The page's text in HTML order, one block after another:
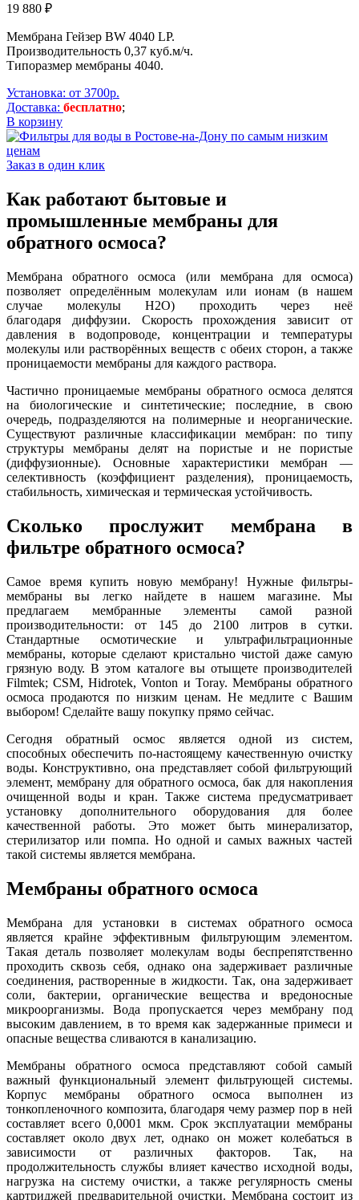
19 880 ₽
Мембрана Гейзер BW 4040 LP.
Производительность 0,37 куб.м/ч.
Типоразмер мембраны 4040.
Установка: от 3700р.
Доставка: бесплатно;
В корзину
Заказ в один клик
Как работают бытовые и
промышленные мембраны для
обратного осмоса?
Мембрана обратного осмоса (или мембрана для осмоса)
позволяет определённым молекулам или ионам (в нашем
случае молекулы H2O) проходить через неё
благодаря диффузии. Скорость прохождения зависит от
давления в водопроводе, концентрации и температуры
молекулы или растворённых веществ с обеих сторон, а также
проницаемости мембраны для каждого раствора.
Частично проницаемые мембраны обратного осмоса делятся
на биологические и синтетические; последние, в свою
очередь, подразделяются на полимерные и неорганические.
Существуют различные классификации мембран: по типу
структуры мембраны делят на пористые и не пористые
(диффузионные). Основные характеристики мембран —
селективность (коэффициент разделения), проницаемость,
стабильность, химическая и термическая устойчивость.
Сколько прослужит мембрана в
фильтре обратного осмоса?
Самое время купить новую мембрану! Нужные фильтры-
мембраны вы легко найдете в нашем магазине. Мы
предлагаем мембранные элементы самой разной
производительности: от 145 до 2100 литров в сутки.
Стандартные осмотические и ультрафильтрационные
мембраны, которые сделают кристально чистой даже самую
грязную воду. В этом каталоге вы отыщете производителей
Filmtek; CSM, Hidrotek, Vonton и Toray. Мембраны обратного
осмоса продаются по низким ценам. Не медлите с Вашим
выбором! Сделайте вашу покупку прямо сейчас.
Сегодня обратный осмос является одной из систем,
способных обеспечить по-настоящему качественную очистку
воды. Конструктивно, она представляет собой фильтрующий
элемент, мембрану для обратного осмоса, бак для накопления
очищенной воды и кран. Также система предусматривает
установку дополнительного оборудования для более
качественной работы. Это может быть минерализатор,
стерилизатор или помпа. Но одной и самых важных частей
такой системы является мембрана.
Мембраны обратного осмоса
Мембрана для установки в системах обратного осмоса
является крайне эффективным фильтрующим элементом.
Такая деталь позволяет молекулам воды беспрепятственно
проходить сквозь себя, однако она задерживает различные
соединения, растворенные в жидкости. Так, она задерживает
соли, бактерии, органические вещества и вредоносные
микроорганизмы. Вода пропускается через мембрану под
высоким давлением, в то время как задержанные примеси и
опасные вещества сливаются в канализацию.
Мембраны обратного осмоса представляют собой самый
важный функциональный элемент фильтрующей системы.
Корпус мембраны обратного осмоса выполнен из
тонкопленочного композита, благодаря чему размер пор в ней
составляет всего 0,0001 мкм. Срок эксплуатации мембраны
составляет около двух лет, однако он может колебаться в
зависимости от различных факторов. Так, на
продолжительность службы влияет качество исходной воды,
нагрузка на систему очистки, а также регулярность смены
картриджей предварительной очистки. Мембрана состоит из